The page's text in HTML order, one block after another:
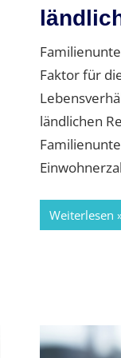
Faktor für
ländlichen
Weiterlesen